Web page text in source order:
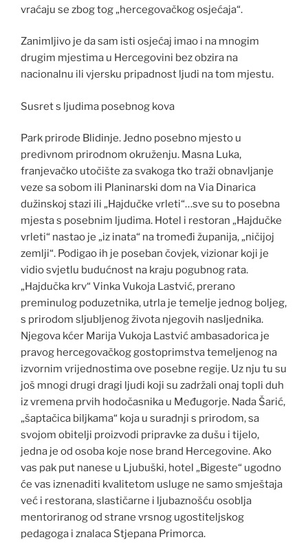
vraćaju se zbog tog „hercegovačkog osjećaja“.
Zanimljivo je da sam isti osjećaj imao i na mnogim
drugim mjestima u Hercegovini bez obzira na
nacionalnu ili vjersku pripadnost ljudi na tom mjestu.
Susret s ljudima posebnog kova
Park prirode Blidinje. Jedno posebno mjesto u
predivnom prirodnom okruženju. Masna Luka,
franjevačko utočište za svakoga tko traži obnavljanje
veze sa sobom ili Planinarski dom na Via Dinarica
dužinskoj stazi ili „Hajdučke vrleti“…sve su to posebna
mjesta s posebnim ljudima. Hotel i restoran „Hajdučke
vrleti“ nastao je „iz inata“ na tromeđi županija, „ničijoj
zemlji“. Podigao ih je poseban čovjek, vizionar koji je
vidio svjetlu budućnost na kraju pogubnog rata.
„Hajdučka krv“ Vinka Vukoja Lastvić, prerano
preminulog poduzetnika, utrla je temelje jednog boljeg,
s prirodom sljubljenog života njegovih nasljednika.
Njegova kćer Marija Vukoja Lastvić ambasadorica je
pravog hercegovačkog gostoprimstva temeljenog na
izvornim vrijednostima ove posebne regije. Uz nju tu su
još mnogi drugi dragi ljudi koji su zadržali onaj topli duh
iz vremena prvih hodočasnika u Međugorje. Nada Šarić,
„šaptačica biljkama“ koja u suradnji s prirodom, sa
svojom obitelji proizvodi pripravke za dušu i tijelo,
jedna je od osoba koje nose brand Hercegovine. Ako
vas pak put nanese u Ljubuški, hotel „Bigeste“ ugodno
će vas iznenaditi kvalitetom usluge ne samo smještaja
već i restorana, slastičarne i ljubaznošću osoblja
mentoriranog od strane vrsnog ugostiteljskog
pedagoga i znalaca Stjepana Primorca.